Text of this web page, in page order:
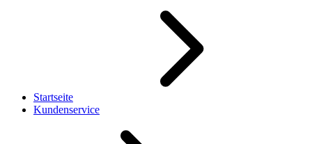
Startseite
Kundenservice